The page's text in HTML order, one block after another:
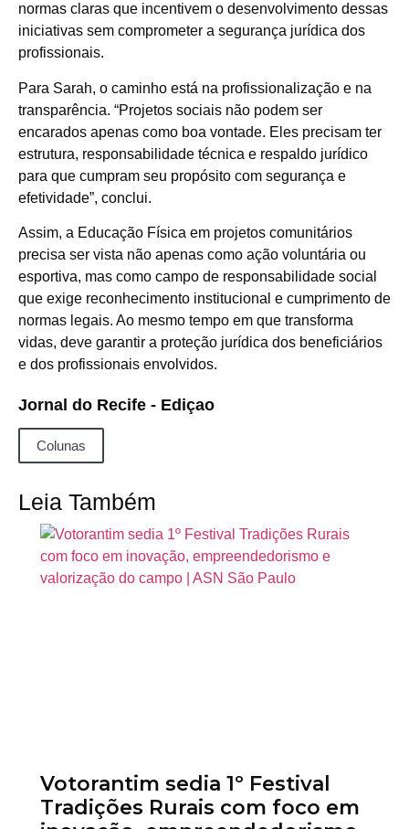
normas claras que incentivem o desenvolvimento dessas
iniciativas sem comprometer a segurança jurídica dos
profissionais.
Para Sarah, o caminho está na profissionalização e na
transparência. “Projetos sociais não podem ser
encarados apenas como boa vontade. Eles precisam ter
estrutura, responsabilidade técnica e respaldo jurídico
para que cumpram seu propósito com segurança e
efetividade”, conclui.
Assim, a Educação Física em projetos comunitários
precisa ser vista não apenas como ação voluntária ou
esportiva, mas como campo de responsabilidade social
que exige reconhecimento institucional e cumprimento de
normas legais. Ao mesmo tempo em que transforma
vidas, deve garantir a proteção jurídica dos beneficiários
e dos profissionais envolvidos.
Jornal do Recife - Ediçao
Colunas
Leia Também
Votorantim sedia 1º Festival
Tradições Rurais com foco em